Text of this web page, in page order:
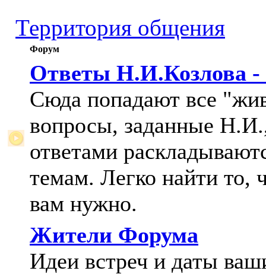
Территория общения
Форум
Ответы Н.И.Козлова -
Сюда попадают все
вопросы, заданные
ответами
темам. Легко найти то,
вам нужно.
Жители Форума
Идеи встреч и даты